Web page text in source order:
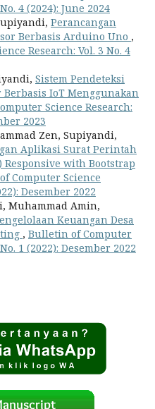
4 (2024): June 2024
Perancangan
Berbasis Arduino Uno ,
Research: Vol. 3 No. 4
Sistem Pendeteksi
IoT Menggunakan
Science Research:
2023
Zen, Supiyandi,
Aplikasi Surat Perintah
Responsive with Bootstrap
Computer Science
Desember 2022
Muhammad Amin,
Keuangan Desa
, Bulletin of Computer
1 (2022): Desember 2022